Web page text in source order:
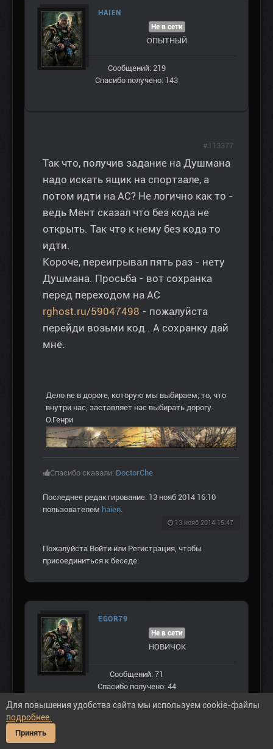
HAIEN
Не в сети
ОПЫТНЫЙ
Сообщений: 219
Спасибо получено: 143
Так что, получив задание на Душмана
надо искать ящик на спортзале, а
потом идти на АС? Не логично как то -
ведь Мент сказал что без кода не
открыть. Так что к нему без кода то
идти.
Короче, переигрывал пять раз - нету
Душмана. Просьба - вот сохранка
перед переходом на АС
rghost.ru/59047498 - пожалуйста
перейди возьми код . А сохранку дай
мне.
Дело не в дороге, которую мы выбираем; то, что
внутри нас, заставляет нас выбирать дорогу.
О.Генри
Спасибо сказали: DoctorChe
Последнее редактирование: 13 нояб 2014 16:10
пользователем haien
13 нояб 2014 15:47
#113377
Пожалуйста Войти или Регистрация , чтобы
присоединиться к беседе.
EGOR79
Не в сети
НОВИЧОК
Сообщений: 71
Спасибо получено: 44
Для повышения удобства сайта мы используем cookie-файлы
подробнее.
Принять